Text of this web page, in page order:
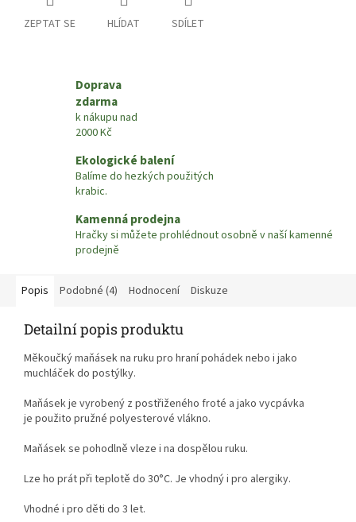
ZEPTAT SE HLÍDAT SDÍLET
Doprava
zdarma
k nákupu nad
2000 Kč
Ekologické balení
Balíme do hezkých použitých
krabic.
Kamenná prodejna
Hračky si můžete prohlédnout osobně v naší kamenné
prodejně
Popis Podobné (4) Hodnocení Diskuze
Detailní popis produktu
Měkoučký maňásek na ruku pro hraní pohádek nebo i jako
muchláček do postýlky.
Maňásek je vyrobený z postřiženého froté a jako vycpávka
je použito pružné polyesterové vlákno.
Maňásek se pohodlně vleze i na dospělou ruku.
Lze ho prát při teplotě do 30°C. Je vhodný i pro alergiky.
Vhodné i pro děti do 3 let.